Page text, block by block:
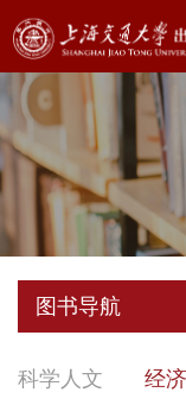
图书导航
科学人文 经